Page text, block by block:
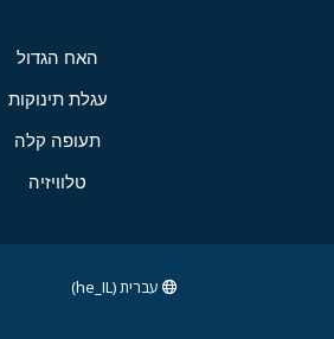
האח הגדול
עגלת תינוקות
תעופה קלה
טלוויזיה
עברית (he_IL)